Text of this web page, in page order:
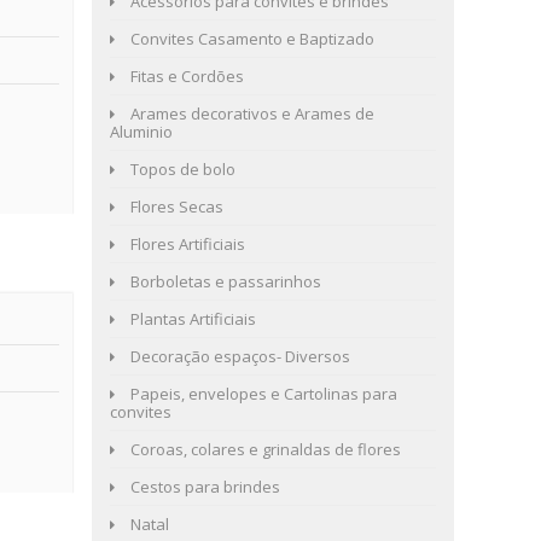
Convites Casamento e Baptizado
Fitas e Cordões
Arames decorativos e Arames de
Aluminio
Topos de bolo
Flores Secas
Flores Artificiais
Borboletas e passarinhos
Plantas Artificiais
Decoração espaços- Diversos
Papeis, envelopes e Cartolinas para
convites
Coroas, colares e grinaldas de flores
Cestos para brindes
Natal